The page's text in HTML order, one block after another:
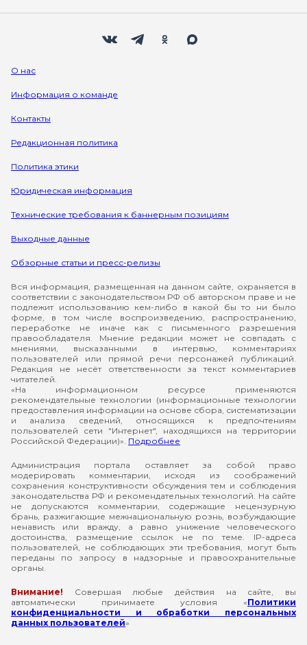
О нас
Информация о команде
Контакты
Редакционная политика
Политика этики
Юридическая информация
Технические требования к баннерным позициям
Выходные данные
Обзорные статьи и пресс-релизы
Вся информация, размещенная на данном сайте, охраняется в
соответствии с законодательством РФ об авторском праве и не
подлежит использованию кем-либо в какой бы то ни было
форме, в том числе воспроизведению, распространению,
переработке не иначе как с письменного разрешения
правообладателя. Мнение редакции может не совпадать с
мнениями, высказанными в интервью, комментариях
пользователей или прямой речи персонажей публикаций.
Редакция не несёт ответственности за текст комментариев
читателей.
«На информационном ресурсе применяются
рекомендательные технологии (информационные технологии
предоставления информации на основе сбора, систематизации
и анализа сведений, относящихся к предпочтениям
пользователей сети "Интернет", находящихся на территории
Российской Федерации)». Подробнее
Администрация портала оставляет за собой право
модерировать комментарии, исходя из соображений
сохранения конструктивности обсуждения тем и соблюдения
законодательства РФ и рекомендательных технологий. На сайте
не допускаются комментарии, содержащие нецензурную
брань, разжигающие межнациональную рознь, возбуждающие
ненависть или вражду, а равно унижение человеческого
достоинства, размещение ссылок не по теме. IP-адреса
пользователей, не соблюдающих эти требования, могут быть
переданы по запросу в надзорные и правоохранительные
органы.
Внимание! Совершая любые действия на сайте, вы
автоматически принимаете условия «Политики
конфиденциальности и обработки персональных
данных пользователей»